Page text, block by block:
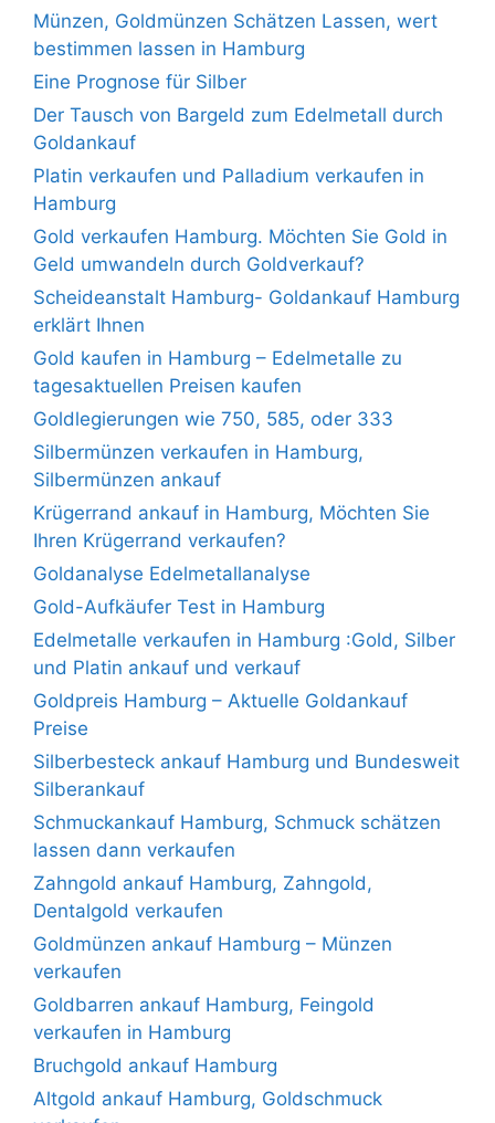
Münzen, Goldmünzen Schätzen Lassen, wert
bestimmen lassen in Hamburg
Eine Prognose für Silber
Der Tausch von Bargeld zum Edelmetall durch
Goldankauf
Platin verkaufen und Palladium verkaufen in
Hamburg
Gold verkaufen Hamburg. Möchten Sie Gold in
Geld umwandeln durch Goldverkauf?
Scheideanstalt Hamburg- Goldankauf Hamburg
erklärt Ihnen
Gold kaufen in Hamburg – Edelmetalle zu
tagesaktuellen Preisen kaufen
Goldlegierungen wie 750, 585, oder 333
Silbermünzen verkaufen in Hamburg,
Silbermünzen ankauf
Krügerrand ankauf in Hamburg, Möchten Sie
Ihren Krügerrand verkaufen?
Goldanalyse Edelmetallanalyse
Gold-Aufkäufer Test in Hamburg
Edelmetalle verkaufen in Hamburg :Gold, Silber
und Platin ankauf und verkauf
Goldpreis Hamburg – Aktuelle Goldankauf
Preise
Silberbesteck ankauf Hamburg und Bundesweit
Silberankauf
Schmuckankauf Hamburg, Schmuck schätzen
lassen dann verkaufen
Zahngold ankauf Hamburg, Zahngold,
Dentalgold verkaufen
Goldmünzen ankauf Hamburg – Münzen
verkaufen
Goldbarren ankauf Hamburg, Feingold
verkaufen in Hamburg
Bruchgold ankauf Hamburg
Altgold ankauf Hamburg, Goldschmuck